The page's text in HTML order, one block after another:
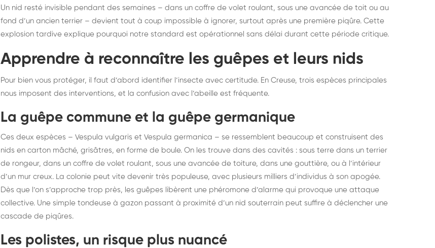
Un nid resté invisible pendant des semaines – dans un coffre de volet roulant, sous une avancée de toit ou au
fond d’un ancien terrier – devient tout à coup impossible à ignorer, surtout après une première piqûre. Cette
explosion tardive explique pourquoi notre standard est opérationnel sans délai durant cette période critique.
Apprendre à reconnaître les guêpes et leurs nids
Pour bien vous protéger, il faut d’abord identifier l’insecte avec certitude. En Creuse, trois espèces principales
nous imposent des interventions, et la confusion avec l’abeille est fréquente.
La guêpe commune et la guêpe germanique
Ces deux espèces – Vespula vulgaris et Vespula germanica – se ressemblent beaucoup et construisent des
nids en carton mâché, grisâtres, en forme de boule. On les trouve dans des cavités : sous terre dans un terrier
de rongeur, dans un coffre de volet roulant, sous une avancée de toiture, dans une gouttière, ou à l’intérieur
d’un mur creux. La colonie peut vite devenir très populeuse, avec plusieurs milliers d’individus à son apogée.
Dès que l’on s’approche trop près, les guêpes libèrent une phéromone d’alarme qui provoque une attaque
collective. Une simple tondeuse à gazon passant à proximité d’un nid souterrain peut suffire à déclencher une
cascade de piqûres.
Les polistes, un risque plus nuancé